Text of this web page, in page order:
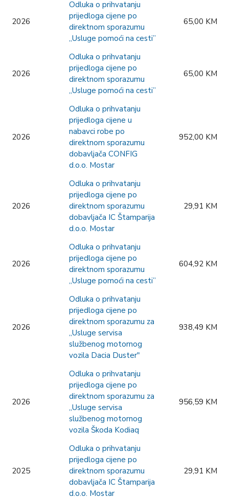
2026
Odluka o prihvatanju
prijedloga cijene po
direktnom sporazumu
„Usluge pomoći na cesti”
65,00 KM
2026
Odluka o prihvatanju
prijedloga cijene po
direktnom sporazumu
„Usluge pomoći na cesti”
65,00 KM
2026
Odluka o prihvatanju
prijedloga cijene u
nabavci robe po
direktnom sporazumu
dobavljača CONFIG
d.o.o. Mostar
952,00 KM
2026
Odluka o prihvatanju
prijedloga cijene po
direktnom sporazumu
dobavljača IC Štamparija
d.o.o. Mostar
29,91 KM
2026
Odluka o prihvatanju
prijedloga cijene po
direktnom sporazumu
„Usluge pomoći na cesti”
604,92 KM
2026
Odluka o prihvatanju
prijedloga cijene po
direktnom sporazumu za
„Usluge servisa
službenog motornog
vozila Dacia Duster"
938,49 KM
2026
Odluka o prihvatanju
prijedloga cijene po
direktnom sporazumu za
„Usluge servisa
službenog motornog
vozila Škoda Kodiaq
956,59 KM
2025
Odluka o prihvatanju
prijedloga cijene po
direktnom sporazumu
dobavljača IC Štamparija
d.o.o. Mostar
29,91 KM